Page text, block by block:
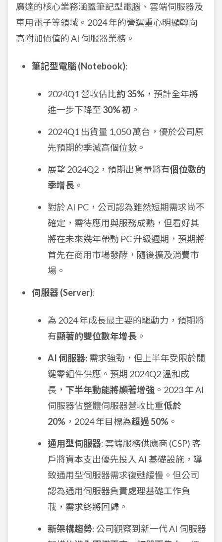
廣達的核心業務涵蓋筆記型電腦、雲端伺服器及
車用電子等領域。2024 年的營運重心明顯轉向
高附加價值的 AI 伺服器業務。
筆記型電腦 (Notebook):
2024Q1 營收佔比約 35% ，預計全年將
進一步下降至 30% 初 。
2024Q1 出貨量 1,050 萬台，優於公司原
先預期的季減高個位數。
展望 2024Q2，預期出貨量將有個位數的
季增長 。
對於 AI PC，公司認為雖然短期需求尚不
確定，需待應用與服務成熟，但看好其
將在未來幾年帶動 PC 升級週期，預期將
首先在商用市場發酵，隨後擴及消費市
場。
伺服器 (Server):
為 2024 年成長最主要的驅動力，預期將
有顯著的雙位數年增長 。
AI 伺服器: 需求強勁，但上半年受限於關
鍵零組件供應。預期 2024Q2 溫和成
長， 下半年動能將顯著增強 。2023 年 AI
伺服器佔整體伺服器營收比重低於
20% ，2024 年目標為超過 50% 。
通用型伺服器: 雲端服務供應商 (CSP) 客
戶將資本支出優先投入 AI 基礎設施，導
致通用型伺服器需求復甦緩慢。但公司
認為通用伺服器負責處理基礎工作負
載，需求終將回歸。
新架構趨勢: 公司觀察到新一代 AI 伺服器